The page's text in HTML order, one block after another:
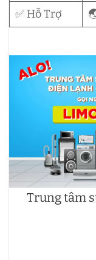
✅ Hỗ Trợ
Trung tâm